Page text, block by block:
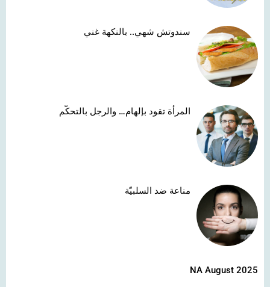
سندوتش شهي.. بالنكهة غني
المرأة تقود بإلهام… والرجل بالتحكّم
مناعة ضد السلبيّة
NA August 2025